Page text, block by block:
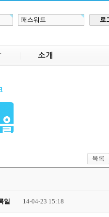
소개
일 14-04-23 15:18